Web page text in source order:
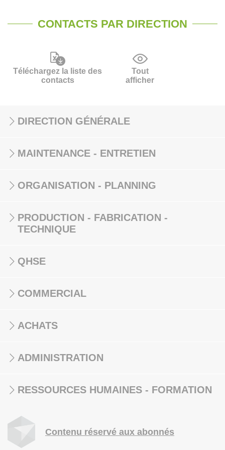
CONTACTS PAR DIRECTION
Téléchargez la liste des
contacts
Tout
afficher
DIRECTION GÉNÉRALE
MAINTENANCE - ENTRETIEN
ORGANISATION - PLANNING
PRODUCTION - FABRICATION -
TECHNIQUE
QHSE
COMMERCIAL
ACHATS
ADMINISTRATION
RESSOURCES HUMAINES - FORMATION
Contenu réservé aux abonnés